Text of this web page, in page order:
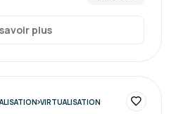
plus
VIRTUALISATION